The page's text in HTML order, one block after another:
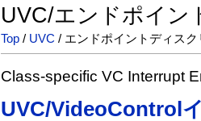
UVC/エンドポイ
Top / UVC / エンドポイントディスク
Class-specific VC Interrupt
UVC/VideoControl